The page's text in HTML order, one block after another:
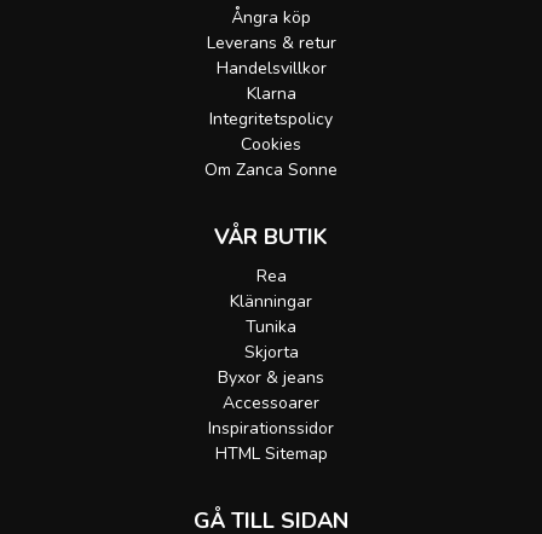
Ångra köp
Leverans & retur
Handelsvillkor
Klarna
Integritetspolicy
Cookies
Om Zanca Sonne
VÅR BUTIK
Rea
Klänningar
Tunika
Skjorta
Byxor & jeans
Accessoarer
Inspirationssidor
HTML Sitemap
GÅ TILL SIDAN